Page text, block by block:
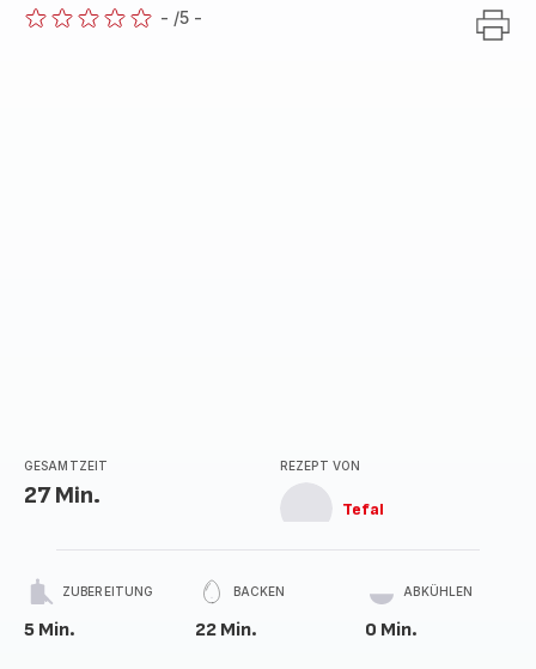
- /5 -
GESAMTZEIT
27 Min.
REZEPT VON
Tefal
ZUBEREITUNG
5 Min.
BACKEN
22 Min.
ABKÜHLEN
0 Min.